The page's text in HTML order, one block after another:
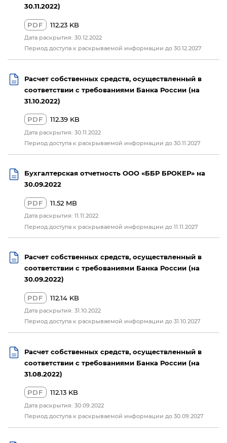
30.11.2022)
PDF 112.23 KB
Дата раскрытия: 30.12.2022
Период доступа к раскрываемой информации до 30.12.2027
Расчет собственных средств, осуществленный в
соответствии с требованиями Банка России (на
31.10.2022)
PDF 112.39 KB
Дата раскрытия: 30.11.2022
Период доступа к раскрываемой информации до 30.11.2027
Бухгалтерская отчетность ООО «ББР БРОКЕР» на
30.09.2022
PDF 11.52 MB
Дата раскрытия: 11.11.2022
Период доступа к раскрываемой информации до 11.11.2027
Расчет собственных средств, осуществленный в
соответствии с требованиями Банка России (на
30.09.2022)
PDF 112.14 KB
Дата раскрытия: 31.10.2022
Период доступа к раскрываемой информации до 31.10.2027
Расчет собственных средств, осуществленный в
соответствии с требованиями Банка России (на
31.08.2022)
PDF 112.13 KB
Дата раскрытия: 30.09.2022
Период доступа к раскрываемой информации до 30.09.2027